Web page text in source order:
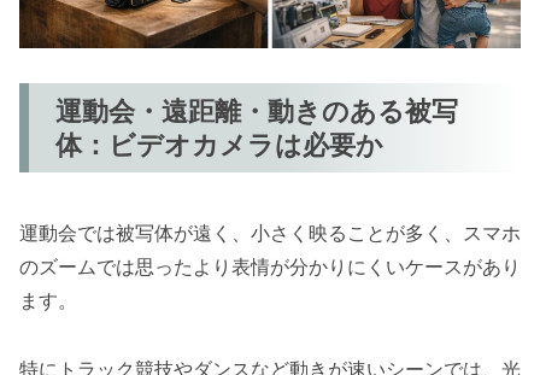
運動会・遠距離・動きのある被写
体：ビデオカメラは必要か
運動会では被写体が遠く、小さく映ることが多く、スマホ
のズームでは思ったより表情が分かりにくいケースがあり
ます。
特にトラック競技やダンスなど動きが速いシーンでは、光